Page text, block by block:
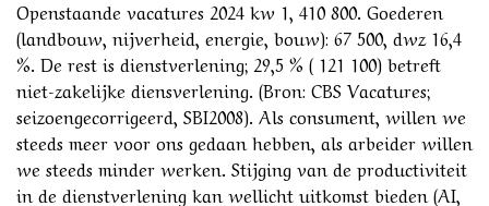
Openstaande vacatures 2024 kw 1, 410 800. Goederen
(landbouw, nijverheid, energie, bouw): 67 500, dwz 16,4
%. De rest is dienstverlening; 29,5 % ( 121 100) betreft
niet-zakelijke diensverlening. (Bron: CBS Vacatures;
seizoengecorrigeerd, SBI2008). Als consument, willen we
steeds meer voor ons gedaan hebben, als arbeider willen
we steeds minder werken. Stijging van de productiviteit
in de dienstverlening kan wellicht uitkomst bieden (AI,